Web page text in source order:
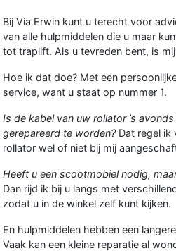
Bij Via Erwin kunt u terecht voor
van alle hulpmiddelen die u maar
tot traplift. Als u tevreden bent, is
Hoe ik dat doe? Met een
service, want u staat op nummer 1.
Is de kabel van uw rollator ’s
gerepareerd te worden?Dat regel ik
rollator wel of niet bij mij
Heeft u een scootmobiel nodig,
Dan rijd ik bij u langs met
zodat u in de winkel zelf kunt kijken.
En hulpmiddelen hebben een
Vaak kan een kleine reparatie al